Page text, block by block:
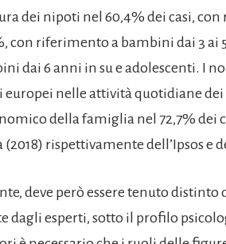
dei nipoti nel 60,4% dei casi,
con riferimento a bambini dai 3 ai
dai 6 anni in su e adolescenti. I
europei nelle attività quotidiane
della famiglia nel 72,7% dei
rispettivamente dell’Ipsos e
deve però essere tenuto distinto
dagli esperti, sotto il profilo